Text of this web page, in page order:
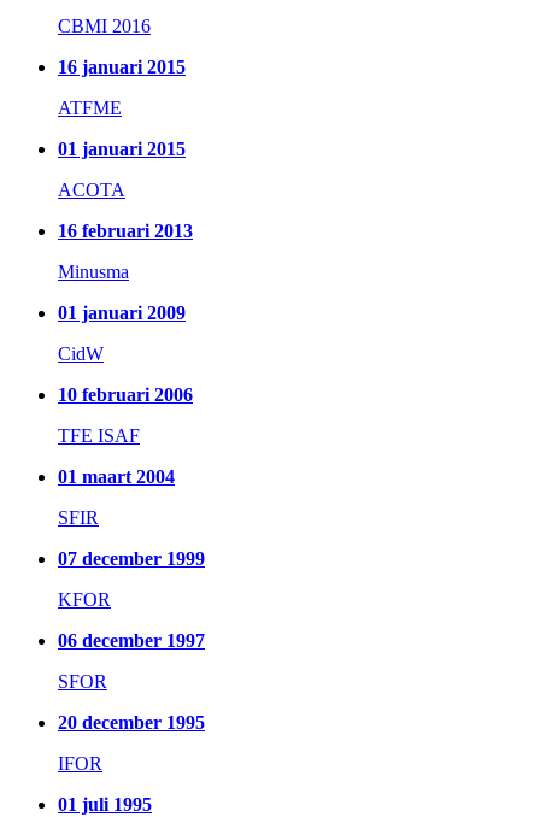
CBMI 2016
16 januari 2015
ATFME
01 januari 2015
ACOTA
16 februari 2013
Minusma
01 januari 2009
CidW
10 februari 2006
TFE ISAF
01 maart 2004
SFIR
07 december 1999
KFOR
06 december 1997
SFOR
20 december 1995
IFOR
01 juli 1995